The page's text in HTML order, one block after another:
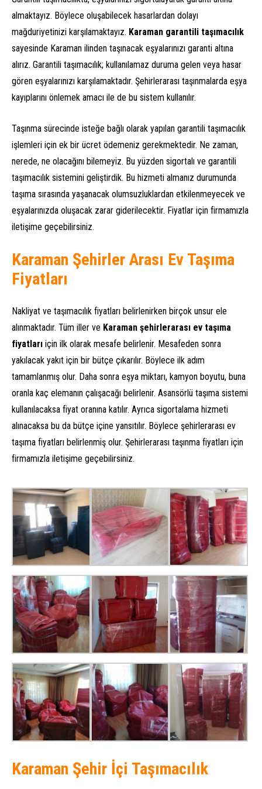
almaktayız. Böylece oluşabilecek hasarlardan dolayı
mağduriyetinizi karşılamaktayız. Karaman garantili taşımacılık
sayesinde Karaman ilinden taşınacak eşyalarınızı garanti altına
alırız. Garantili taşımacılık; kullanılamaz duruma gelen veya hasar
gören eşyalarınızı karşılamaktadır. Şehirlerarası taşınmalarda eşya
kayıplarını önlemek amacı ile de bu sistem kullanılır.
Taşınma sürecinde isteğe bağlı olarak yapılan garantili taşımacılık
işlemleri için ek bir ücret ödemeniz gerekmektedir. Ne zaman,
nerede, ne olacağını bilemeyiz. Bu yüzden sigortalı ve garantili
taşımacılık sistemini geliştirdik. Bu hizmeti almanız durumunda
taşıma sırasında yaşanacak olumsuzluklardan etkilenmeyecek ve
eşyalarınızda oluşacak zarar giderilecektir. Fiyatlar için firmamızla
iletişime geçebilirsiniz.
Karaman Şehirler Arası Ev Taşıma
Fiyatları
Nakliyat ve taşımacılık fiyatları belirlenirken birçok unsur ele
alınmaktadır. Tüm iller ve Karaman şehirlerarası ev taşıma
fiyatları için ilk olarak mesafe belirlenir. Mesafeden sonra
yakılacak yakıt için bir bütçe çıkarılır. Böylece ilk adım
tamamlanmış olur. Daha sonra eşya miktarı, kamyon boyutu, buna
oranla kaç elemanın çalışacağı belirlenir. Asansörlü taşıma sistemi
kullanılacaksa fiyat oranına katılır. Ayrıca sigortalama hizmeti
alınacaksa bu da bütçe içine yansıtılır. Böylece şehirlerarası ev
taşıma fiyatları belirlenmiş olur. Şehirlerarası taşınma fiyatları için
firmamızla iletişime geçebilirsiniz.
Karaman Şehir İçi Taşımacılık